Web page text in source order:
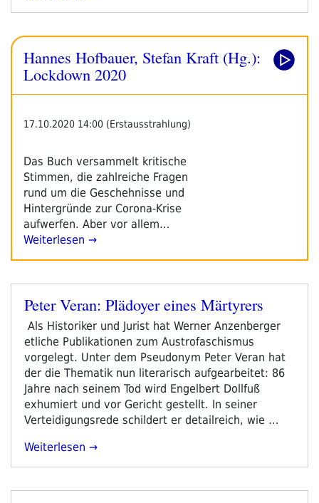
Fragmente.
Die
Zeit
Hannes Hofbauer, Stefan Kraft (Hg.):
Lockdown 2020
17.10.2020 14:00 (Erstausstrahlung)
Das Buch versammelt kritische
Stimmen, die zahlreiche Fragen
rund um die Geschehnisse und
Hintergründe zur Corona-Krise
aufwerfen. Aber vor allem…
Weiterlesen →
Veröffentlicht
Peter Veran: Plädoyer eines Märtyrers
Als Historiker und Jurist hat Werner Anzenberger
etliche Publikationen zum Austrofaschismus
vorgelegt. Unter dem Pseudonym Peter Veran hat
der die Thematik nun literarisch aufgearbeitet: 86
Jahre nach seinem Tod wird Engelbert Dollfuß
exhumiert und vor Gericht gestellt. In seiner
Verteidigungsrede schildert er detailreich, wie …
„Peter
Eines
Weiterlesen